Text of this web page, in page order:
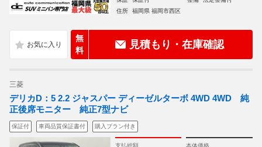
住所
福岡県 福岡市西区
無
料
見積もり・在庫確認
三菱
デリカD：5 2.2 ジャスパー ディーゼルターボ 4WD 4WD 純
正後席モニター 純正7型ナビ
保証付 車両品質保証書付 購入プラン付き
支払総額 本体価格